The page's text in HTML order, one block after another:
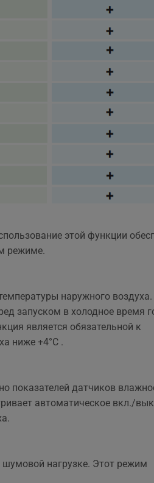
этой функции
режиме.
наружного воздуха.
запуском в холодное время
является обязательной к
ниже +4°С .
показателей датчиков
автоматическое вкл./
шумовой нагрузке. Этот режим